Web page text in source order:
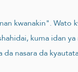
kwanakin". Wato
kuma idan
nasara da